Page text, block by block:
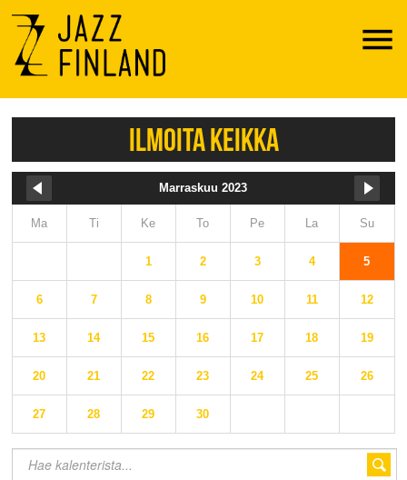
Menu
ILMOITA KEIKKA
Marraskuu 2023
Ma Ti Ke To Pe La Su
1 2 3 4 5
6 7 8 9 10 11 12
13 14 15 16 17 18 19
20 21 22 23 24 25 26
27 28 29 30